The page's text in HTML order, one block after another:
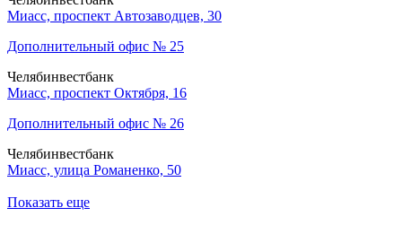
Миасс, проспект Автозаводцев, 30
Дополнительный офис № 25
Челябинвестбанк
Миасс, проспект Октября, 16
Дополнительный офис № 26
Челябинвестбанк
Миасс, улица Романенко, 50
Показать еще